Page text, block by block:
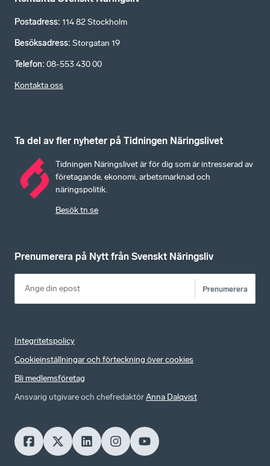
Postadress: 114 82 Stockholm
Besöksadress: Storgatan 19
Telefon: 08-553 430 00
Kontakta oss
Ta del av fler nyheter på Tidningen Näringslivet
Tidningen Näringslivet är för dig som är intresserad av
företagande, ekonomi, arbetsmarknad och
näringspolitik.
Besök tn.se
Prenumerera på Nytt från Svenskt Näringsliv
Prenumerera
Integritetspolicy
Cookieinställningar och förteckning över cookies
Bli medlemsföretag
Ansvarig utgivare och chefredaktörAnna Dalqvist